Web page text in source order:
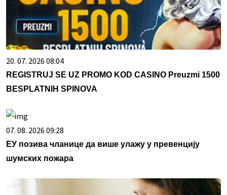
20. 07. 2026 08:04
REGISTRUJ SE UZ PROMO KOD CASINO Preuzmi 1500
BESPLATNIH SPINOVA
07. 08. 2026 09:28
ЕУ позива чланице да више улажу у превенцију
шумских пожара